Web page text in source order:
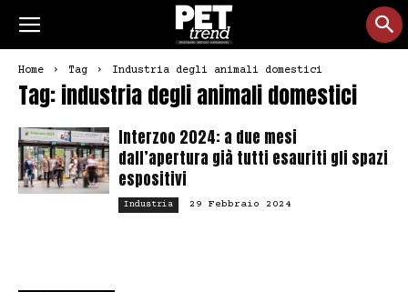
Home Tag Industria degli animali domestici
Tag: industria degli animali domestici
Interzoo 2024: a due mesi
dall’apertura già tutti esauriti gli spazi
espositivi
Industria 29 Febbraio 2024